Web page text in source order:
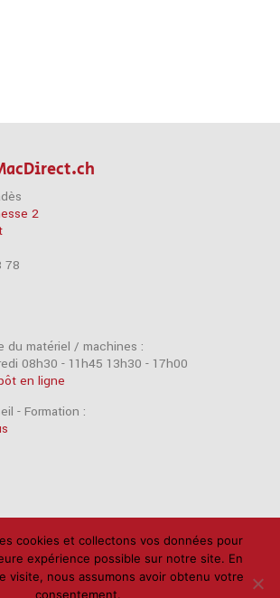
2
78
du matériel / machines :
08h30 - 11h45 13h30 - 17h00
en ligne
- Formation :
Imprimantes iPad
iPhone
Disques durs Logiciels
RAM
cookies et collectons vos données pour
expérience possible sur notre site. En
visite, nous assumons avoir obtenu votre
consentement.